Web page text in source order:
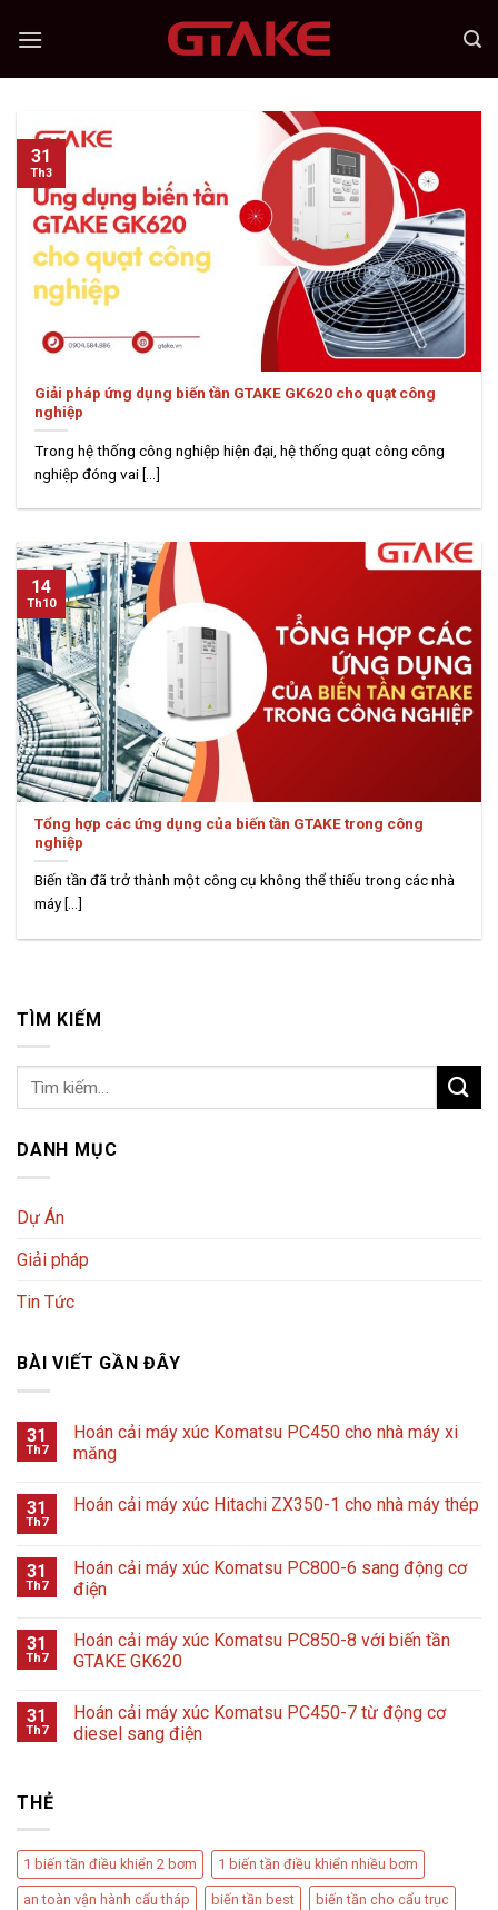
Giải pháp ứng dụng biến tần GTAKE GK620 cho quạt công
nghiệp
Trong hệ thống công nghiệp hiện đại, hệ thống quạt công công
nghiệp đóng vai [...]
31
Th3
Tổng hợp các ứng dụng của biến tần GTAKE trong công
nghiệp
Biến tần đã trở thành một công cụ không thể thiếu trong các nhà
máy [...]
14
Th10
TÌM KIẾM
DANH MỤC
Dự Án
Giải pháp
Tin Tức
BÀI VIẾT GẦN ĐÂY
31
Th7
Hoán cải máy xúc Komatsu PC450 cho nhà máy xi
măng
31
Th7
Hoán cải máy xúc Hitachi ZX350-1 cho nhà máy thép
31
Th7
Hoán cải máy xúc Komatsu PC800-6 sang động cơ
điện
31
Th7
Hoán cải máy xúc Komatsu PC850-8 với biến tần
GTAKE GK620
31
Th7
Hoán cải máy xúc Komatsu PC450-7 từ động cơ
diesel sang điện
THẺ
1 biến tần điều khiển 2 bơm 1 biến tần điều khiển nhiều bơm
an toàn vận hành cẩu tháp biến tần best biến tần cho cẩu trục